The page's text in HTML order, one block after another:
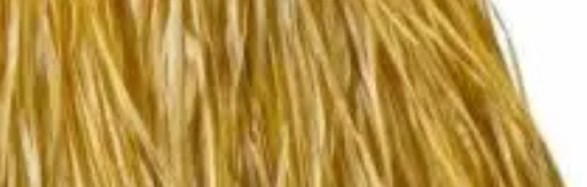
Ajánlott
korosztály
18 éves kortól 99 éves korig
Gyártó
Widmann
Cikkszám
w3380H
Rövid leírás Fűszoknya
Részletes
leírás
Egészítsd ki jelmezed a bálra! Natúr színű fűszoknya.